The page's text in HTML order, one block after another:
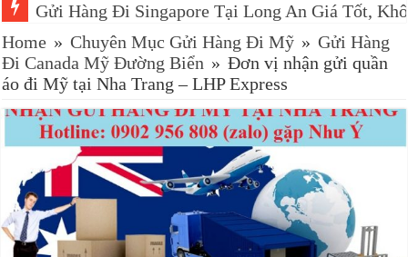
Gửi Hàng Đi Singapore Tại Long An Giá Tốt,
Home » Chuyên Mục Gửi Hàng Đi Mỹ » Gửi Hàng
Đi Canada Mỹ Đường Biển » Đơn vị nhận gửi quần
áo đi Mỹ tại Nha Trang – LHP Express